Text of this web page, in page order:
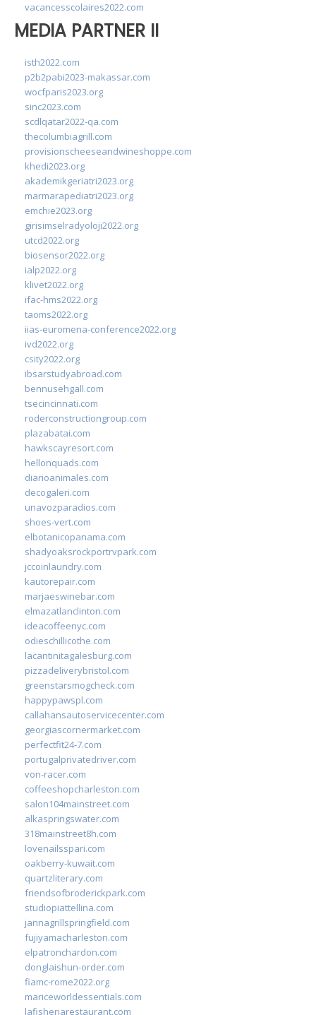
vacancesscolaires2022.com
MEDIA PARTNER II
isth2022.com
p2b2pabi2023-makassar.com
wocfparis2023.org
sinc2023.com
scdlqatar2022-qa.com
thecolumbiagrill.com
provisionscheeseandwineshoppe.com
khedi2023.org
akademikgeriatri2023.org
marmarapediatri2023.org
emchie2023.org
girisimselradyoloji2022.org
utcd2022.org
biosensor2022.org
ialp2022.org
klivet2022.org
ifac-hms2022.org
taoms2022.org
iias-euromena-conference2022.org
ivd2022.org
csity2022.org
ibsarstudyabroad.com
bennusehgall.com
tsecincinnati.com
roderconstructiongroup.com
plazabatai.com
hawkscayresort.com
hellonquads.com
diarioanimales.com
decogaleri.com
unavozparadios.com
shoes-vert.com
elbotanicopanama.com
shadyoaksrockportrvpark.com
jccoinlaundry.com
kautorepair.com
marjaeswinebar.com
elmazatlanclinton.com
ideacoffeenyc.com
odieschillicothe.com
lacantinitagalesburg.com
pizzadeliverybristol.com
greenstarsmogcheck.com
happypawspl.com
callahansautoservicecenter.com
georgiascornermarket.com
perfectfit24-7.com
portugalprivatedriver.com
von-racer.com
coffeeshopcharleston.com
salon104mainstreet.com
alkaspringswater.com
318mainstreet8h.com
lovenailsspari.com
oakberry-kuwait.com
quartzliterary.com
friendsofbroderickpark.com
studiopiattellina.com
jannagrillspringfield.com
fujiyamacharleston.com
elpatronchardon.com
donglaishun-order.com
fiamc-rome2022.org
mariceworldessentials.com
lafisheriarestaurant.com